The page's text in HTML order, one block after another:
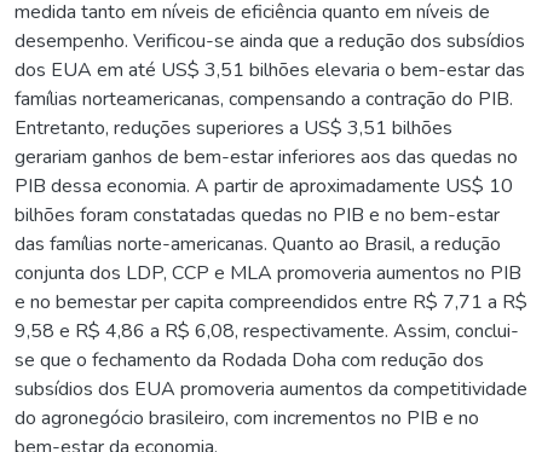
medida tanto em níveis de eficiência quanto em níveis de
desempenho. Verificou-se ainda que a redução dos subsídios
dos EUA em até US$ 3,51 bilhões elevaria o bem-estar das
famílias norteamericanas, compensando a contração do PIB.
Entretanto, reduções superiores a US$ 3,51 bilhões
gerariam ganhos de bem-estar inferiores aos das quedas no
PIB dessa economia. A partir de aproximadamente US$ 10
bilhões foram constatadas quedas no PIB e no bem-estar
das famílias norte-americanas. Quanto ao Brasil, a redução
conjunta dos LDP, CCP e MLA promoveria aumentos no PIB
e no bemestar per capita compreendidos entre R$ 7,71 a R$
9,58 e R$ 4,86 a R$ 6,08, respectivamente. Assim, conclui-
se que o fechamento da Rodada Doha com redução dos
subsídios dos EUA promoveria aumentos da competitividade
do agronegócio brasileiro, com incrementos no PIB e no